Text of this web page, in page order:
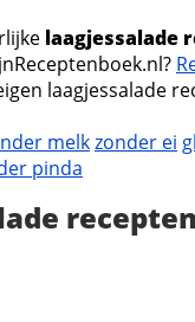
laagjessalade
laagjessalade
melkzonder ei
pinda
recepten